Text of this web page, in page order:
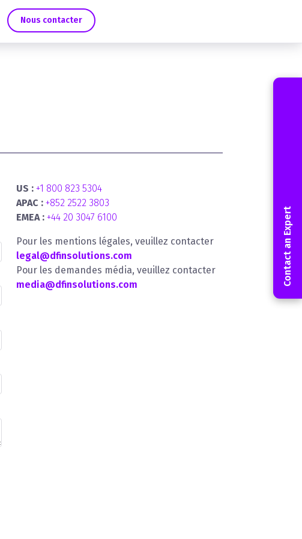
Nous contacter
US : +1 800 823 5304
APAC : +852 2522 3803
EMEA : +44 20 3047 6100
Pour les mentions légales, veuillez contacter
legal@dfinsolutions.com
Pour les demandes média, veuillez contacter
media@dfinsolutions.com
Contact an Expert